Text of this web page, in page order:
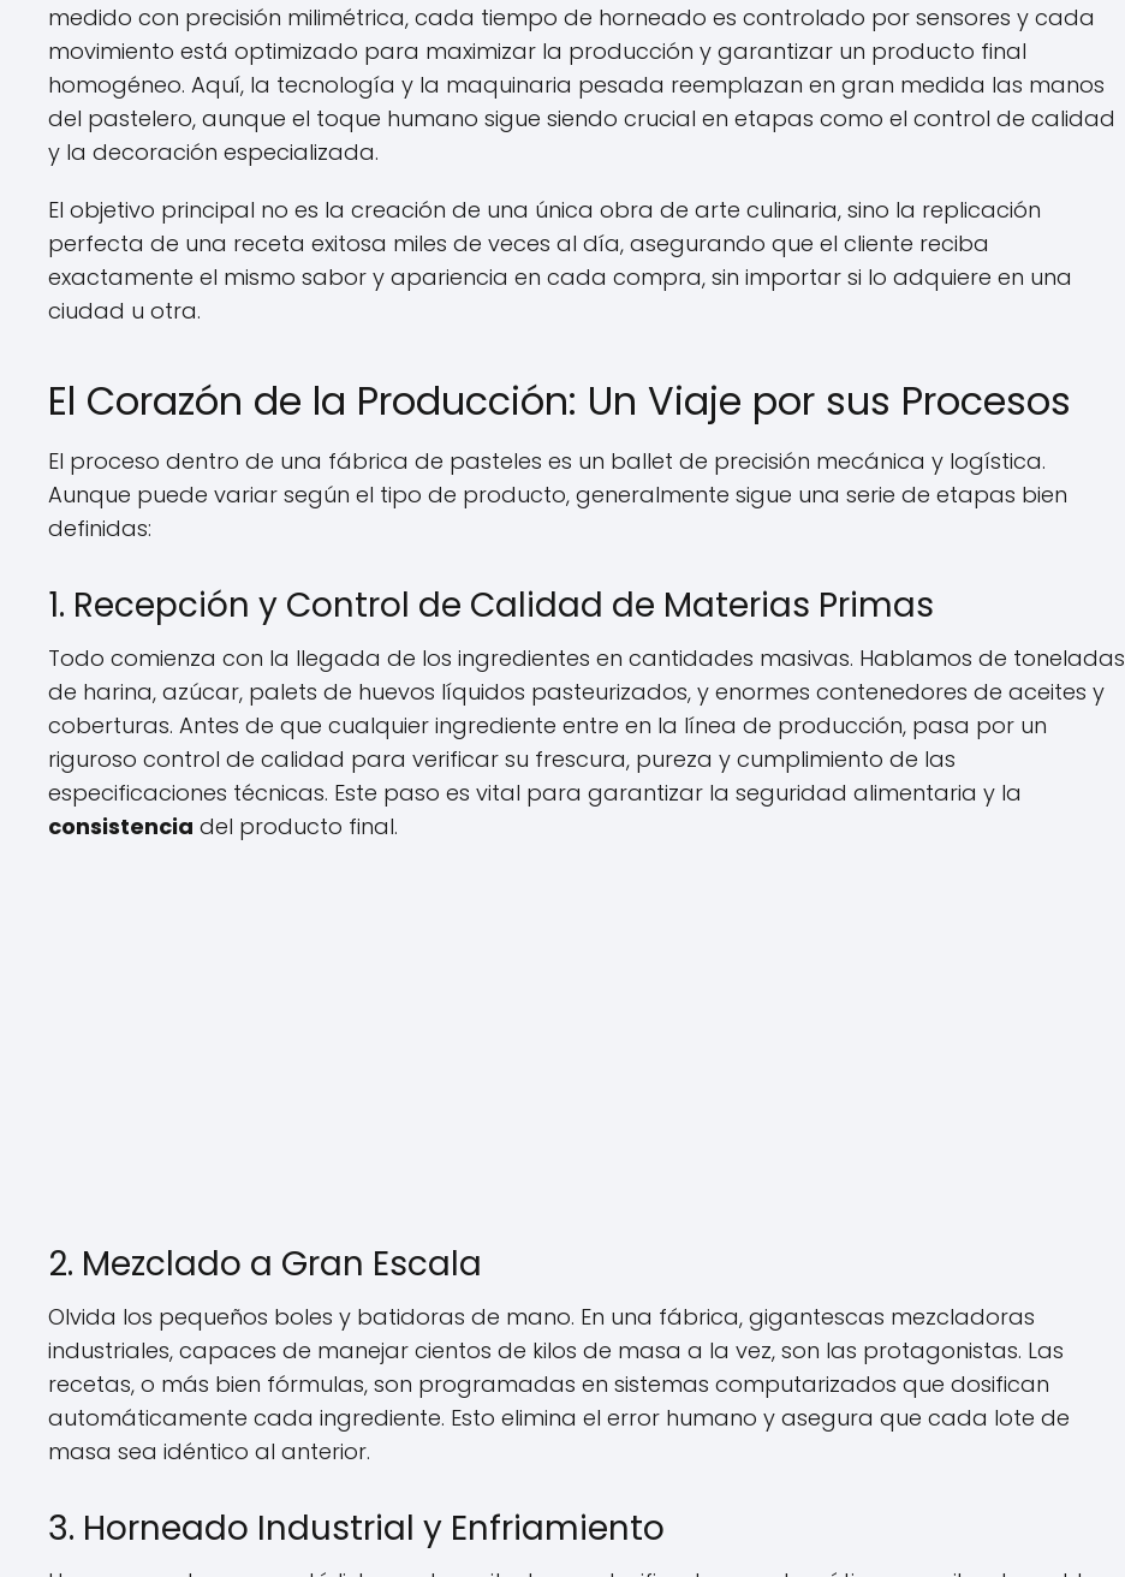
medido con precisión milimétrica, cada tiempo de horneado es controlado por sensores y cada
movimiento está optimizado para maximizar la producción y garantizar un producto final
homogéneo. Aquí, la tecnología y la maquinaria pesada reemplazan en gran medida las manos
del pastelero, aunque el toque humano sigue siendo crucial en etapas como el control de calidad
y la decoración especializada.
El objetivo principal no es la creación de una única obra de arte culinaria, sino la replicación
perfecta de una receta exitosa miles de veces al día, asegurando que el cliente reciba
exactamente el mismo sabor y apariencia en cada compra, sin importar si lo adquiere en una
ciudad u otra.
El Corazón de la Producción: Un Viaje por sus Procesos
El proceso dentro de una fábrica de pasteles es un ballet de precisión mecánica y logística.
Aunque puede variar según el tipo de producto, generalmente sigue una serie de etapas bien
definidas:
1. Recepción y Control de Calidad de Materias Primas
Todo comienza con la llegada de los ingredientes en cantidades masivas. Hablamos de toneladas
de harina, azúcar, palets de huevos líquidos pasteurizados, y enormes contenedores de aceites y
coberturas. Antes de que cualquier ingrediente entre en la línea de producción, pasa por un
riguroso control de calidad para verificar su frescura, pureza y cumplimiento de las
especificaciones técnicas. Este paso es vital para garantizar la seguridad alimentaria y la
consistencia del producto final.
2. Mezclado a Gran Escala
Olvida los pequeños boles y batidoras de mano. En una fábrica, gigantescas mezcladoras
industriales, capaces de manejar cientos de kilos de masa a la vez, son las protagonistas. Las
recetas, o más bien fórmulas, son programadas en sistemas computarizados que dosifican
automáticamente cada ingrediente. Esto elimina el error humano y asegura que cada lote de
masa sea idéntico al anterior.
3. Horneado Industrial y Enfriamiento